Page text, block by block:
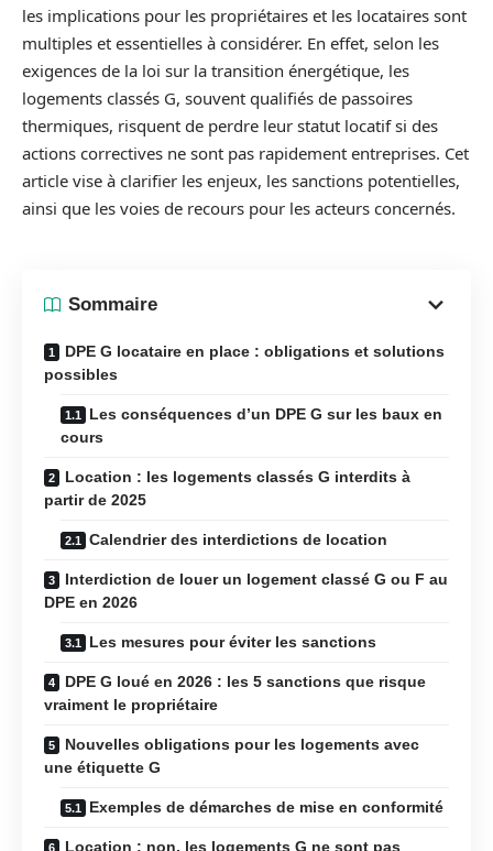
les implications pour les propriétaires et les locataires sont
multiples et essentielles à considérer. En effet, selon les
exigences de la loi sur la transition énergétique, les
logements classés G, souvent qualifiés de passoires
thermiques, risquent de perdre leur statut locatif si des
actions correctives ne sont pas rapidement entreprises. Cet
article vise à clarifier les enjeux, les sanctions potentielles,
ainsi que les voies de recours pour les acteurs concernés.
Sommaire
DPE G locataire en place : obligations et solutions
possibles
Les conséquences d’un DPE G sur les baux en
cours
Location : les logements classés G interdits à
partir de 2025
Calendrier des interdictions de location
Interdiction de louer un logement classé G ou F au
DPE en 2026
Les mesures pour éviter les sanctions
DPE G loué en 2026 : les 5 sanctions que risque
vraiment le propriétaire
Nouvelles obligations pour les logements avec
une étiquette G
Exemples de démarches de mise en conformité
Location : non, les logements G ne sont pas